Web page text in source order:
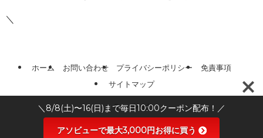
＼
ホーム お問い合わせ プライバシーポリシー
免責事項
サイトマップ
©レゴハピ
＼8/8(土)〜16(日)まで毎日10:00クーポン配布！／
アソビューで最大3,000円お得に買う